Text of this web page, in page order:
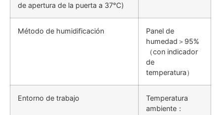
de apertura de la puerta a 37℃)
Método de humidificación
Panel de
humedad＞95%
（con indicador
de
temperatura）
Entorno de trabajo
Temperatura
ambiente：